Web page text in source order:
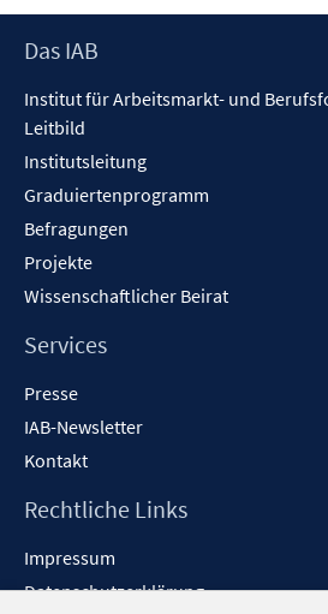
öffnen
Footer
Das IAB
Institut für Arbeitsmarkt- und
Leitbild
Institutsleitung
Graduiertenprogramm
Befragungen
Projekte
Wissenschaftlicher Beirat
Services
Presse
IAB-Newsletter
Kontakt
Rechtliche Links
Impressum
Datenschutzerklärung